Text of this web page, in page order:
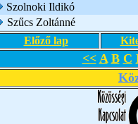
Szolnoki Ildikó
Szűcs Zoltánné
Előző lap
<< A B C